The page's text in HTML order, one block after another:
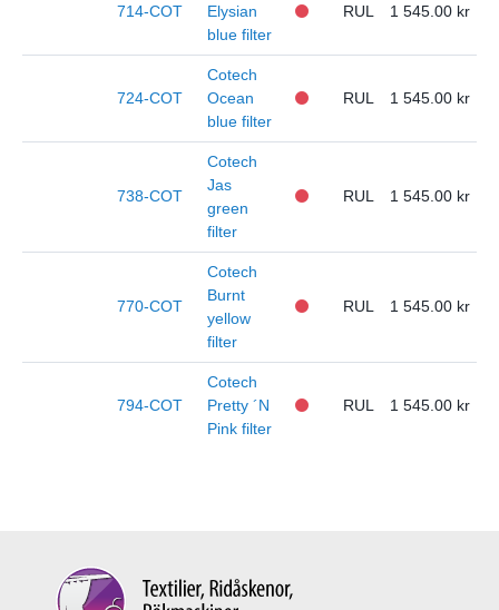
714-COT
Elysian
blue filter
RUL 1 545.00
724-COT
Cotech
Ocean
blue filter
RUL 1 545.00
738-COT
Cotech
Jas
green
filter
RUL 1 545.00
770-COT
Cotech
Burnt
yellow
filter
RUL 1 545.00
794-COT
Cotech
Pretty ´N
Pink filter
RUL 1 545.00